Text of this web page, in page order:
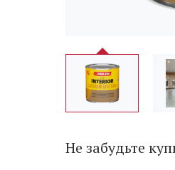
Не забудьте